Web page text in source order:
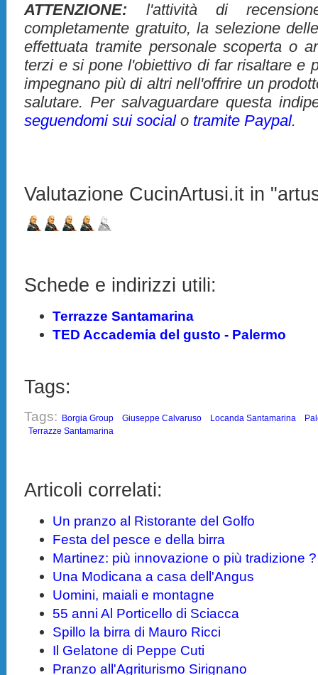
ATTENZIONE: l'attività di
completamente gratuito, la selezione
effettuata tramite personale scoperta o
terzi e si pone l'obiettivo di far risaltare e
impegnano più di altri nell'offrire un
salutare. Per salvaguardare questa
seguendomi sui socialo tramite Paypal.
Valutazione CucinArtusi.it in
Schede e indirizzi utili:
Terrazze Santamarina
TED Accademia del gusto - Palermo
Tags:
Tags: Borgia Group Giuseppe Calvaruso Locanda Santamarina
Terrazze Santamarina
Articoli correlati:
Un pranzo al Ristorante del Golfo
Festa del pesce e della birra
Martinez: più innovazione o più tradizione ?
Una Modicana a casa dell'Angus
Uomini, maiali e montagne
55 anni Al Porticello di Sciacca
Spillo la birra di Mauro Ricci
Il Gelatone di Peppe Cuti
Pranzo all'Agriturismo Sirignano